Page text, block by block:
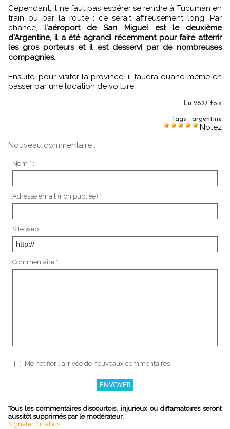
Cependant, il ne faut pas espérer se rendre à Tucumán en
train ou par la route : ce serait affreusement long. Par
chance,l'aéroport de San Miguel est le deuxième
d'Argentine, il a été agrandi récemment pour faire atterrir
les gros porteurs et il est desservi par de nombreuses
compagnies.
Ensuite, pour visiter la province, il faudra quand même en
passer par une location de voiture.
Lu 2627 fois
Tags : argentine
Notez
Nouveau commentaire :
Nom * :
Adresse email (non publiée) * :
Site web :
Commentaire * :
Me notifier l'arrivée de nouveaux commentaires
Tous les commentaires discourtois, injurieux ou diffamatoires seront
aussitôt supprimés par le modérateur.
Signaler un abus